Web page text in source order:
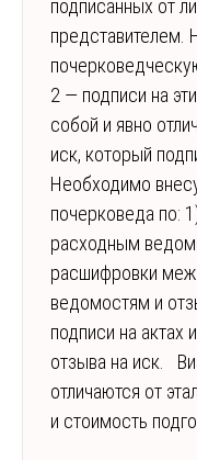
подписанных от
представителем.
2 — подписи на
собой и явно
иск, который
Необходимо
почерковеда по:
расходным
расшифровки
ведомостям и
подписи на актах
отзыва на иск.
отличаются от
и стоимость